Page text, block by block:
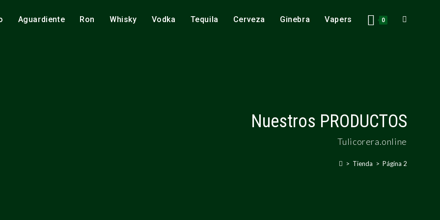
Aguardiente Ron Whisky Vodka Tequila Cerveza Ginebra Vapers 0
Nuestros PRODUCTOS
Tulicorera.online
> Tienda > Página 2